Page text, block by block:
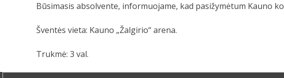
Būsimasis absolvente, informuojame, kad pasižymėtum Kauno
Šventės vieta: Kauno „Žalgirio“ arena.
Trukmė: 3 val.